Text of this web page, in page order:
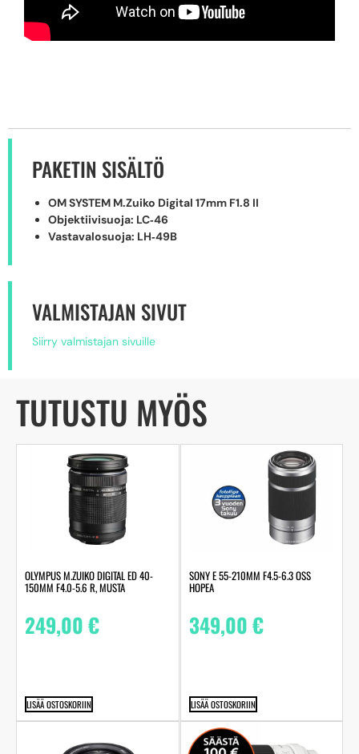
PAKETIN SISÄLTÖ
OM SYSTEM M.Zuiko Digital 17mm F1.8 II
Objektiivisuoja: LC‑46
Vastavalosuoja: LH‑49B
VALMISTAJAN SIVUT
Siirry valmistajan sivuille
TUTUSTU MYÖS
OLYMPUS M.ZUIKO DIGITAL ED 40-
150MM F4.0-5.6 R, MUSTA
249,00€
LISÄÄ OSTOSKORIIN
SONY E 55-210MM F4.5-6.3 OSS
HOPEA
349,00€
LISÄÄ OSTOSKORIIN